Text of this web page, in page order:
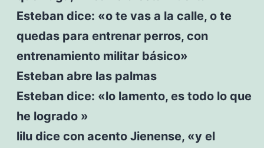
Esteban dice: «o te vas a la calle, o te
quedas para entrenar perros, con
entrenamiento militar básico»
Esteban abre las palmas
Esteban dice: «lo lamento, es todo lo que
he logrado »
lilu dice con acento Jienense, «y el